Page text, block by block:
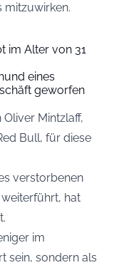
mitzuwirken.
im Alter von 31
eines
geworfen
Mintzlaff,
Bull, für diese
verstorbenen
hat
im
sein, sondern als